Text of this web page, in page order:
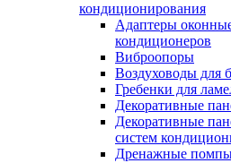
кондиционирования
Адаптеры
кондиционеров
Виброопоры
Воздуховоды для
Гребенки для
Декоративные
Декоративные
систем
Дренажные